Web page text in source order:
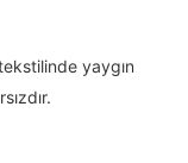
yaygın